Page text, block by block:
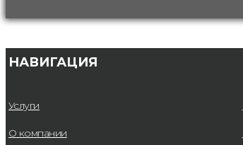
НАВИГАЦИЯ
Услуги
О компании